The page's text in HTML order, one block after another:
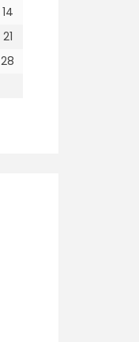
14
21
28